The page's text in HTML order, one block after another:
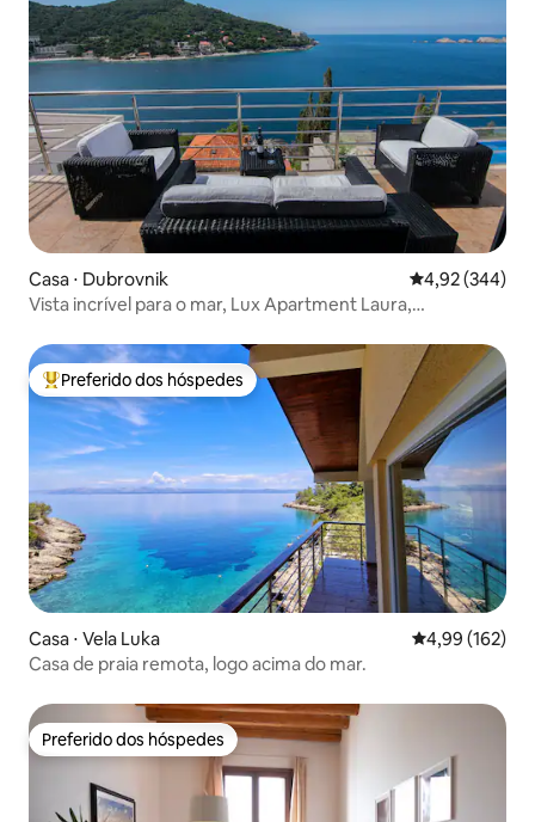
Casa ⋅ Dubrovnik 4,92 de uma
4,92 (344)
Vista incrível para o mar, Lux Apartment Laura,
Entre os melhores preferidos dos hóspedes
Preferido dos hóspedes
Casa ⋅ Vela Luka 4,99 de uma
4,99 (162)
Casa de praia remota, logo acima do mar.
Preferido dos hóspedes
Preferido dos hóspedes